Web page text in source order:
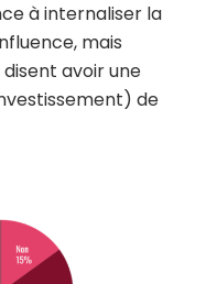
à internaliser la
mais
avoir une
de